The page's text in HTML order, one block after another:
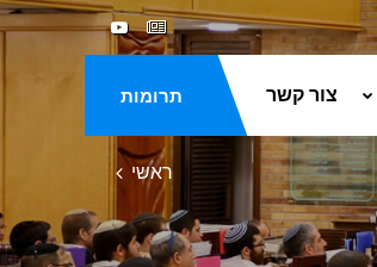
תרומות צור קשר
ראשי